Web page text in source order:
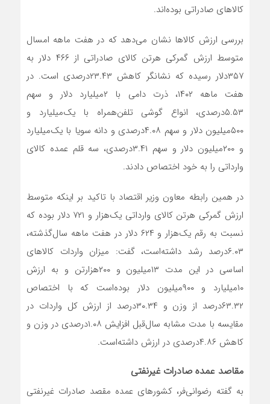
کالاهای صادراتی بوده‌اند.
بررسی ارزش کالاها نشان می‌دهد که در هفت ماهه امسال
متوسط ارزش گمرکی هر‌تن کالای صادراتی از ۴۶۶ دلار به
۳۵۷دلار رسیده که نشانگر کاهش ۲۳.۴۳درصدی است. در
هفت ماهه ۱۴۰۲، ذرت دامی با ۲‌میلیارد دلار و سهم
۵.۵۳درصدی، انواع گوشی تلفن‌همراه با یک‌میلیارد و
۵۰۰‌میلیون دلار و سهم ۴.۰۸‌درصدی و دانه سویا با یک‌میلیارد
و ۲۰۰‌میلیون دلار و سهم ۳.۴۱درصدی، سه قلم عمده کالای
وارداتی را به خود اختصاص دادند.
در همین رابطه معاون وزیر اقتصاد با تاکید بر اینکه متوسط
ارزش گمرکی هر‌تن کالای وارداتی یک‌‌‌‌‌‌‌هزار و ۷۲۱ دلار بوده که
نسبت به رقم یک‌‌‌‌‌‌‌هزار و ۶۲۴ دلار در هفت ماهه سال‌گذشته،
۶.۰۳درصد رشد داشته‌است، گفت: میزان واردات کالاهای
اساسی در این مدت ۱۳‌میلیون و ۲۰۰‌هزار‌تن و به ارزش
۱۰‌میلیارد و ۹۰۰‌میلیون دلار بوده‌است که با اختصاص
۶۳.۳۲‌درصد از وزن و ۳۰.۳۴‌درصد از ارزش کل واردات در
مقایسه با مدت مشابه سال‌قبل افزایش ۱.۰۸درصدی در وزن و
کاهش ۴.۸۶درصدی در ارزش داشته‌است.
مقاصد عمده صادرات غیرنفتی
به گفته رضوانی‌فر، کشورهای عمده مقصد صادرات غیرنفتی